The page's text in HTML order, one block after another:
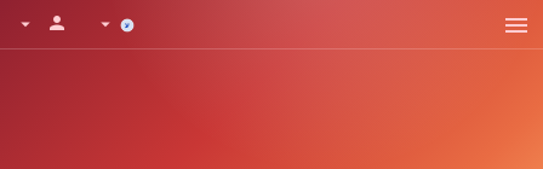
menu
arrow_drop_down
person
arrow_drop_down